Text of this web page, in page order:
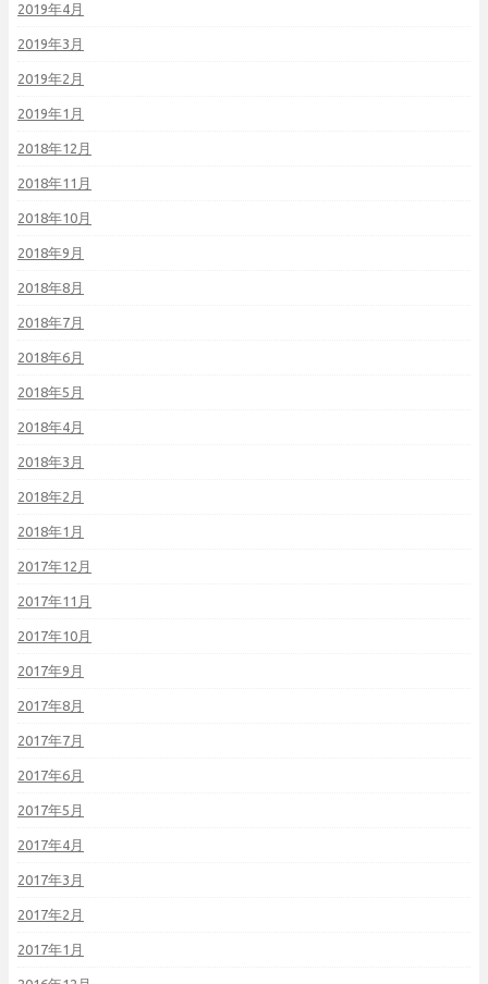
2019年4月
2019年3月
2019年2月
2019年1月
2018年12月
2018年11月
2018年10月
2018年9月
2018年8月
2018年7月
2018年6月
2018年5月
2018年4月
2018年3月
2018年2月
2018年1月
2017年12月
2017年11月
2017年10月
2017年9月
2017年8月
2017年7月
2017年6月
2017年5月
2017年4月
2017年3月
2017年2月
2017年1月